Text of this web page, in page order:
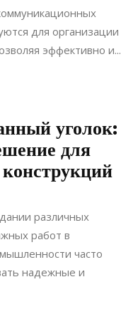
для организации
эффективно и...
уголок:
для
0
различных
работ в
часто
надежные и